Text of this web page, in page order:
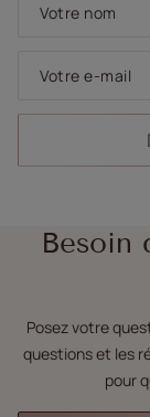
Votre nom
Votre e-mail
Besoin
Posez votre
questions et les
pour